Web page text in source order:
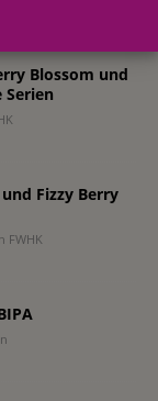
Blossom und
Fizzy Berry
FWHK